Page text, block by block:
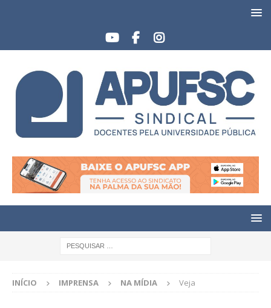
INÍCIO IMPRENSA NA MÍDIA Veja